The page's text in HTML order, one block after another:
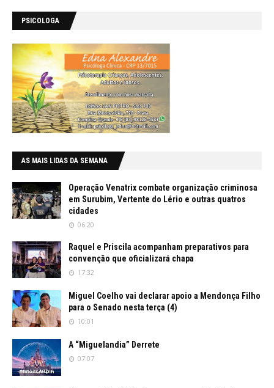
PSICOLOGA
AS MAIS LIDAS DA SEMANA
Operação Venatrix combate organização criminosa
em Surubim, Vertente do Lério e outras quatros
cidades
06:20
Raquel e Priscila acompanham preparativos para
convenção que oficializará chapa
17:32
Miguel Coelho vai declarar apoio a Mendonça Filho
para o Senado nesta terça (4)
10:01
A “Miguelandia” Derrete
07:07